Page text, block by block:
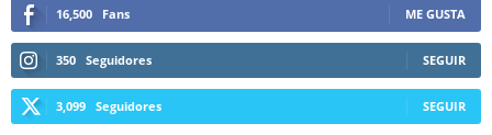
16,500 Fans ME GUSTA
350 Seguidores SEGUIR
3,099 Seguidores SEGUIR